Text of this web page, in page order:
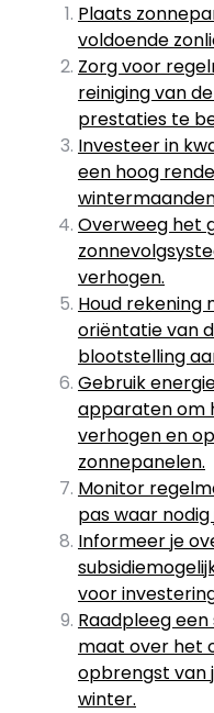
Plaats
voldoende
Zorg voor
reiniging van
prestaties te
Investeer in
een hoog
Overweeg het
verhogen.
Houd rekening
oriëntatie van
blootstelling
Gebruik
apparaten om
verhogen en
zonnepanelen.
Monitor
pas waar
Informeer je
voor
Raadpleeg
maat over het
opbrengst van
winter.